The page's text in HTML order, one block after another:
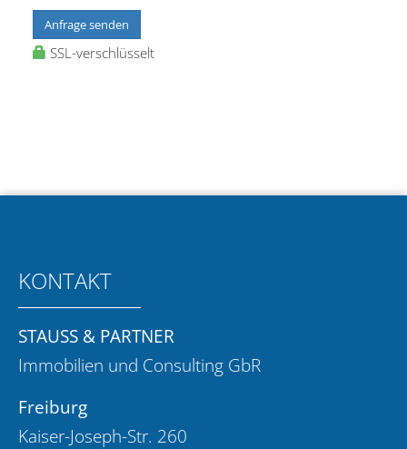
Anfrage senden
SSL-verschlüsselt
KONTAKT
STAUSS & PARTNER
Immobilien und Consulting GbR
Freiburg
Kaiser-Joseph-Str. 260